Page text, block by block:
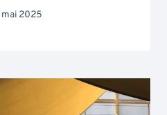
mai 2025